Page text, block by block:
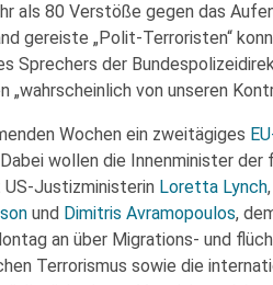
als 80 Verstöße gegen das
gereiste „Polit-Terroristen“
Sprechers der
von unseren
Wochen ein zweitägiges
wollen die Innenminister
Justizministerin Loretta Lynch
und Dimitris Avramopoulos,
an über Migrations- und
Terrorismus sowie die